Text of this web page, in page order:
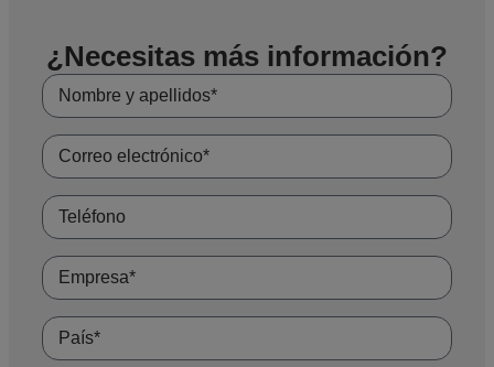
¿Necesitas más información?